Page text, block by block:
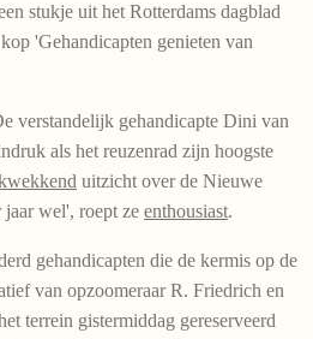
stukje uit het Rotterdams dag­blad
'Gehandicapten genieten van
verstandelijk gehandicapte Dini van
als het reuzenrad zijn hoogste
uitzicht over de Nieuwe
wel', roept ze enthousiast.
gehandicapten die de kermis op de
van opzoomeraar R. Frie­drich en
terrein gistermiddag gereserveerd